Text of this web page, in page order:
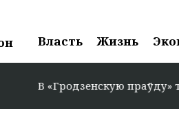
Власть Жизнь
праўду» требуется